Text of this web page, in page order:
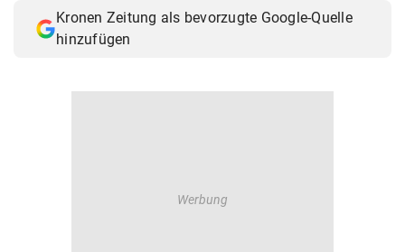
Kronen Zeitung als bevorzugte Google-Quelle
hinzufügen